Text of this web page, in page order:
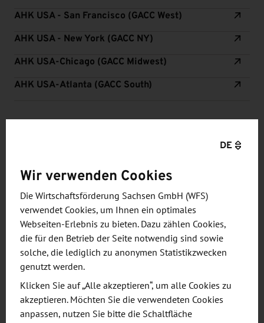
AHK USA - San Francisco (GACC West)
AHK USA - New York (GACC NY)
AHK USA-Chicago (GACC Midwest)
AHK USA-Atlanta (GACC South)
InnoTrans 2026 - Gemeinschaftsstand
SACHSEN!
22. - 25. September 2026
Wirtschaftsförderung Sachsen
Alle Veranstaltungen
DE
Wir verwenden Cookies
Die Wirtschaftsförderung Sachsen GmbH (WFS)
verwendet Cookies, um Ihnen ein optimales
Webseiten-Erlebnis zu bieten. Dazu zählen Cookies,
die für den Betrieb der Seite notwendig sind sowie
solche, die lediglich zu anonymen Statistikzwecken
genutzt werden.
Klicken Sie auf „Alle akzeptieren“, um alle Cookies zu
akzeptieren. Möchten Sie die verwendeten Cookies
anpassen, nutzen Sie bitte die Schaltfläche